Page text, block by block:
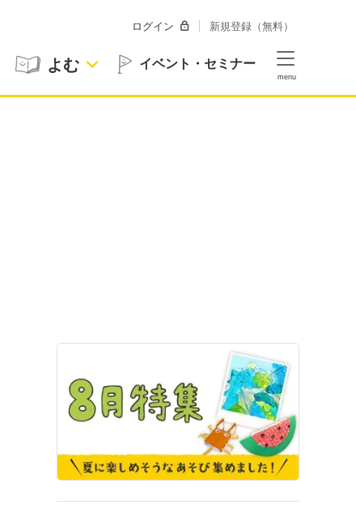
よむ イベント・セミナー
ログイン 新規登録（無料）